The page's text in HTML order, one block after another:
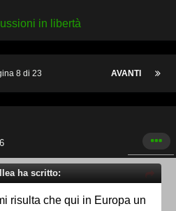
in libertà
AVANTI
8 di 23
ha scritto:
risulta che qui in Europa un